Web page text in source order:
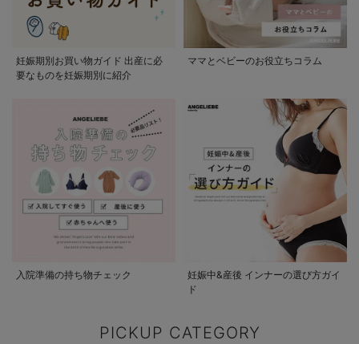
妊娠期別お買い物ガイド 出産に必
要なものを妊娠期別に紹介
ママとベビーのお役立ちコラム
入院準備の持ち物チェック
妊娠中&産後 インナーの選び方ガイ
ド
PICKUP CATEGORY